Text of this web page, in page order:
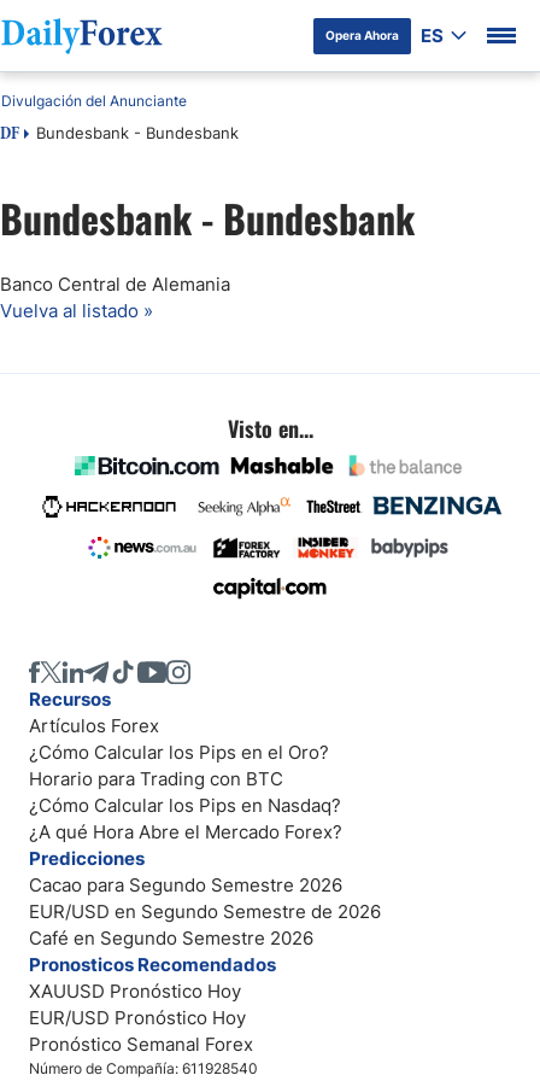
Opera Ahora ES
DF Bundesbank - Bundesbank
Divulgación del Anunciante
Bundesbank - Bundesbank
Banco Central de Alemania
Vuelva al listado »
Visto en...
Número de Compañía: 611928540
Recursos
Artículos Forex
¿Cómo Calcular los Pips en el Oro?
Horario para Trading con BTC
¿Cómo Calcular los Pips en Nasdaq?
¿A qué Hora Abre el Mercado Forex?
Predicciones
Cacao para Segundo Semestre 2026
EUR/USD en Segundo Semestre de 2026
Café en Segundo Semestre 2026
Pronosticos Recomendados
XAUUSD Pronóstico Hoy
EUR/USD Pronóstico Hoy
Pronóstico Semanal Forex